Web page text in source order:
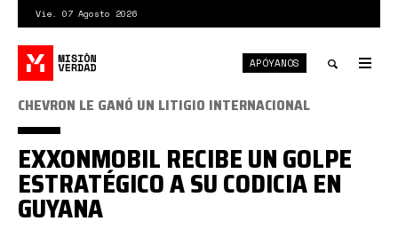
contenido
principal
Vie. 07 Agosto 2026
APÓYANOS
CHEVRON LE GANÓ UN LITIGIO INTERNACIONAL
EXXONMOBIL RECIBE UN GOLPE
ESTRATÉGICO A SU CODICIA EN
GUYANA